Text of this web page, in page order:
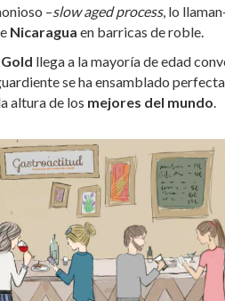
–slow aged process, lo
Nicaragua en barricas de roble.
llega a la mayoría de edad
se ha ensamblado
altura de los mejores del mundo